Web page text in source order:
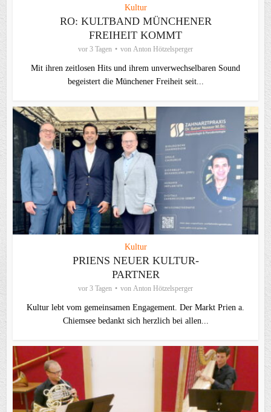
Kultur
RO: KULTBAND MÜNCHENER
FREIHEIT KOMMT
vor 3 Tagen von Anton Hötzelsperger
Mit ihren zeitlosen Hits und ihrem unverwechselbaren Sound
begeistert die Münchener Freiheit seit...
Kultur
PRIENS NEUER KULTUR-
PARTNER
vor 3 Tagen von Anton Hötzelsperger
Kultur lebt vom gemeinsamen Engagement. Der Markt Prien a.
Chiemsee bedankt sich herzlich bei allen...